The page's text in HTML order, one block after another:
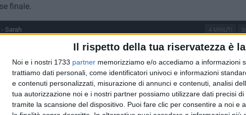
Il rispetto della tua riservatezza è
Noi e i nostri 1733 partner memorizziamo e/o accediamo a informazioni
trattiamo dati personali, come identificatori univoci e informazioni
e contenuti personalizzati, misurazione di annunci e contenuti, analisi
tua autorizzazione noi e i nostri partner possiamo utilizzare dati precisi
tramite la scansione del dispositivo. Puoi fare clic per consentire a noi e
finale.
4 MINUTI
Sarah